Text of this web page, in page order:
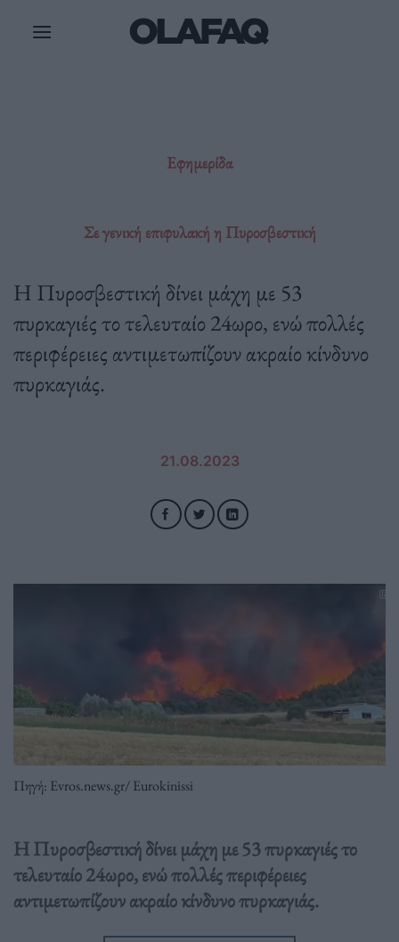
Εφημερίδα
Σε γενική επιφυλακή η Πυροσβεστική
Η Πυροσβεστική δίνει μάχη με 53
πυρκαγιές το τελευταίο 24ωρο, ενώ πολλές
περιφέρειες αντιμετωπίζουν ακραίο κίνδυνο
πυρκαγιάς.
21.08.2023
Πηγή: Εvros.news.gr/ Eurokinissi
Η Πυροσβεστική δίνει μάχη με 53 πυρκαγιές το
τελευταίο 24ωρο, ενώ πολλές περιφέρειες
αντιμετωπίζουν ακραίο κίνδυνο πυρκαγιάς.